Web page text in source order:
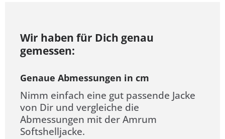
Wir haben für Dich genau
gemessen:
Genaue Abmessungen in cm
Nimm einfach eine gut passende Jacke
von Dir und vergleiche die
Abmessungen mit der Amrum
Softshelljacke.